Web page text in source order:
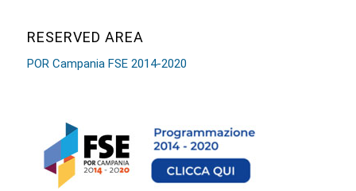
RESERVED AREA
POR Campania FSE 2014-2020